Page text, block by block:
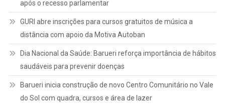
após o recesso parlamentar
GURI abre inscrições para cursos gratuitos de música a
distância com apoio da Motiva Autoban
Dia Nacional da Saúde: Barueri reforça importância de hábitos
saudáveis para prevenir doenças
Barueri inicia construção de novo Centro Comunitário no Vale
do Sol com quadra, cursos e área de lazer